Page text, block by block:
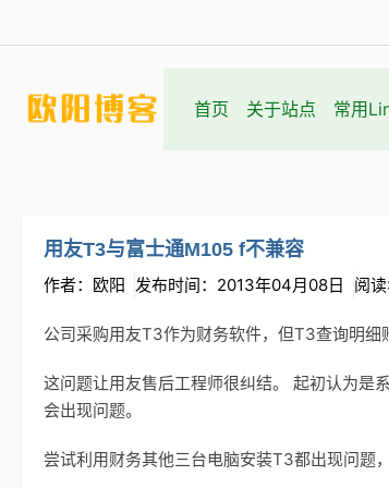
首页 关于站点 常用
用友T3与富士通M105 f不兼容
作者：欧阳 发布时间：2013年04月08日 阅
公司采购用友T3作为财务软件，但T3查询明细
这问题让用友售后工程师很纠结。 起初认为是
会出现问题。
尝试利用财务其他三台电脑安装T3都出现问题